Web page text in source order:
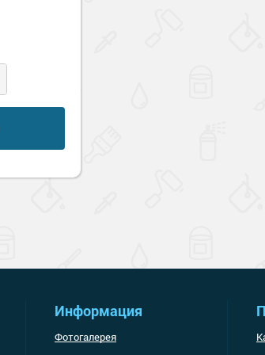
Информация
Фотогалерея